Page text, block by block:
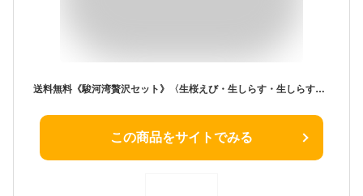
送料無料《駿河湾贅沢セット》〈生桜えび・生しらす・生しらすの沖漬け〉ギフト 父の日 静岡特産 贈答 ヒルナンデス 青空レストラン 生さくらえび 生シラス 日本酒 おつまみ お取り寄せ 駿河湾産 桜エビ 贈り物 御中元 父の日 内祝い 誕生日 お歳暮【無料ギフト包装・のし】
この商品をサイトでみる